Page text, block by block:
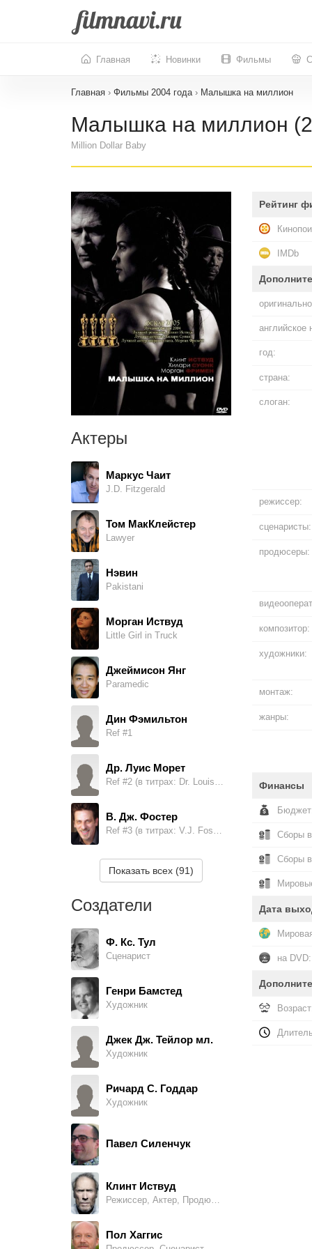
Главная Новинки Фильмы
Главная › Фильмы 2004 года › Малышка на миллион
Малышка на миллион
Million Dollar Baby
Актеры
Маркус Чаит
J.D. Fitzgerald
Том МакКлейстер
Lawyer
Нэвин
Pakistani
Морган Иствуд
Little Girl in Truck
Джеймисон Янг
Paramedic
Дин Фэмильтон
Ref #1
Др. Луис Морет
В. Дж. Фостер
Джон Д. Шорл II
Марти Сэммон
Рэй Корона
Джим Кантафио
Рой Наджент
Брайан Финни
Роб Марон
Показать всех (91)
Создатели
Ф. Кс. Тул
Сценарист
Генри Бамстед
Художник
Джек Дж. Тейлор мл.
Художник
Ричард С. Годдар
Художник
Павел Силенчук
Клинт Иствуд
Пол Хаггис
Рейтинг
IMDb
английское
год:
страна:
слоган:
режиссер:
сценаристы:
продюсеры:
композитор:
художники:
монтаж:
жанры:
Финансы
Сборы
Сборы
Дата
на DVD: